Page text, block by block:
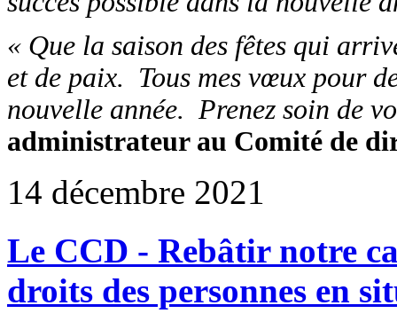
« Que la saison des fêtes qui
et de paix. Tous mes vœux pour
nouvelle année. Prenez soin de
administrateur au Comité de
14 décembre 2021
Le CCD - Rebâtir notre
droits des personnes en